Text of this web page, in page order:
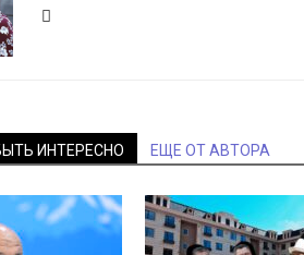
ИНТЕРЕСНО ЕЩЕ ОТ АВТОРА